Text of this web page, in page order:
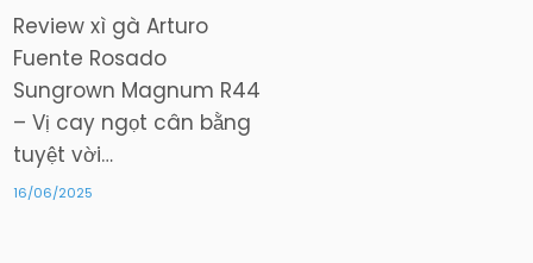
Review xì gà Arturo
Fuente Rosado
Sungrown Magnum R44
– Vị cay ngọt cân bằng
tuyệt vời…
16/06/2025